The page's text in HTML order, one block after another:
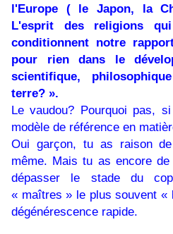
l'Europe ( le Japon, la
L'esprit des religions
conditionnent notre
pour rien dans le
scientifique,
terre? ».
Le vaudou? Pourquoi pas,
modèle de référence en
Oui garçon, tu as raison
même. Mais tu as encore
dépasser le stade du
« maîtres » le plus souvent «
dégénérescence rapide.